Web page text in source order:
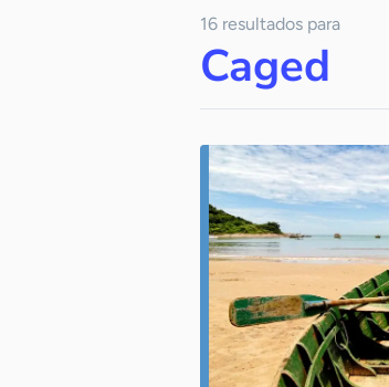
Notícias
16 resultados para
Caged